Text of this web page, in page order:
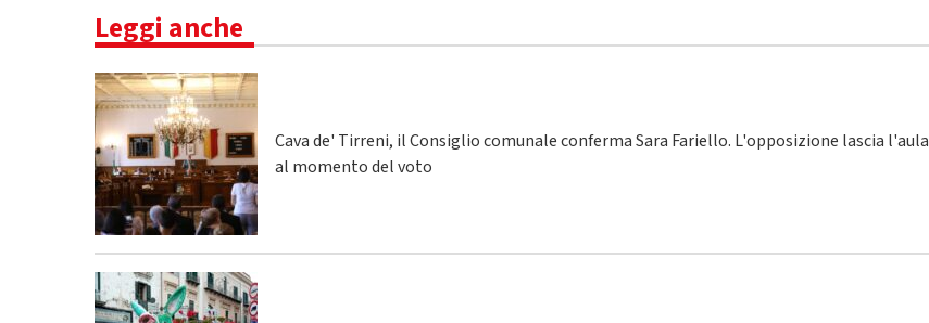
Leggi anche
Cava de' Tirreni, il Consiglio comunale conferma Sara Fariello. L'opposizione lascia l'aula
al momento del voto